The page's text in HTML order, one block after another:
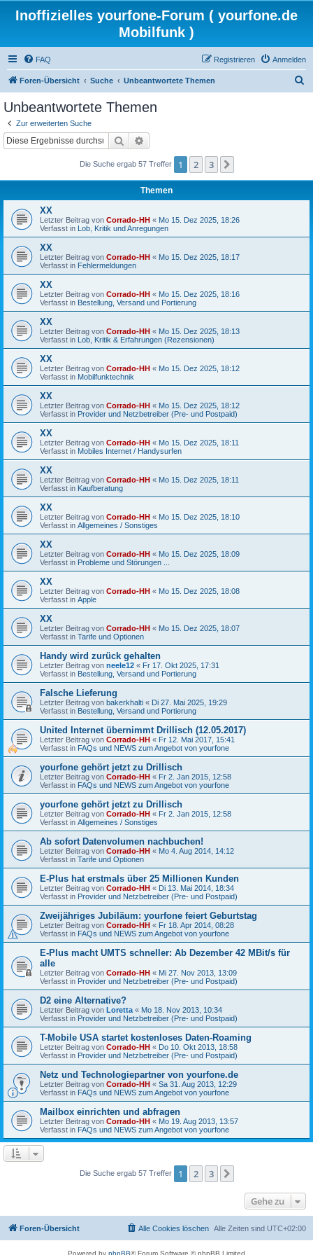
Inoffizielles yourfone-Forum ( yourfone.de
Mobilfunk )
FAQ Anmelden
Registrieren
Foren-Übersicht Suche Unbeantwortete Themen
Unbeantwortete Themen
Zur erweiterten Suche
Suche
Die Suche ergab 57 Treffer 1 2 3
Themen
XX
Letzter Beitrag von Corrado-HH « Mo 15. Dez 2025, 18:26
Verfasst in Lob, Kritik und Anregungen
XX
Letzter Beitrag von Corrado-HH « Mo 15. Dez 2025, 18:17
Verfasst in Fehlermeldungen
XX
Letzter Beitrag von Corrado-HH « Mo 15. Dez 2025, 18:16
Verfasst in Bestellung, Versand und Portierung
XX
Letzter Beitrag von Corrado-HH « Mo 15. Dez 2025, 18:13
Verfasst in Lob, Kritik & Erfahrungen (Rezensionen)
XX
Letzter Beitrag von Corrado-HH « Mo 15. Dez 2025, 18:12
Verfasst in Mobilfunktechnik
XX
Letzter Beitrag von Corrado-HH « Mo 15. Dez 2025, 18:12
Verfasst in Provider und Netzbetreiber (Pre- und Postpaid)
XX
Letzter Beitrag von Corrado-HH « Mo 15. Dez 2025, 18:11
Verfasst in Mobiles Internet / Handysurfen
XX
Letzter Beitrag von Corrado-HH « Mo 15. Dez 2025, 18:11
Verfasst in Kaufberatung
XX
Letzter Beitrag von Corrado-HH « Mo 15. Dez 2025, 18:10
Verfasst in Allgemeines / Sonstiges
XX
Letzter Beitrag von Corrado-HH « Mo 15. Dez 2025, 18:09
Verfasst in Probleme und Störungen ...
XX
Letzter Beitrag von Corrado-HH « Mo 15. Dez 2025, 18:08
Verfasst in Apple
XX
Letzter Beitrag von Corrado-HH « Mo 15. Dez 2025, 18:07
Verfasst in Tarife und Optionen
Handy wird zurück gehalten
Letzter Beitrag von neele12 « Fr 17. Okt 2025, 17:31
Verfasst in Bestellung, Versand und Portierung
Falsche Lieferung
Letzter Beitrag von bakerkhalti « Di 27. Mai 2025, 19:29
Verfasst in Bestellung, Versand und Portierung
United Internet übernimmt Drillisch (12.05.2017)
Letzter Beitrag von Corrado-HH « Fr 12. Mai 2017, 15:41
Verfasst in FAQs und NEWS zum Angebot von yourfone
yourfone gehört jetzt zu Drillisch
Letzter Beitrag von Corrado-HH « Fr 2. Jan 2015, 12:58
Verfasst in FAQs und NEWS zum Angebot von yourfone
yourfone gehört jetzt zu Drillisch
Letzter Beitrag von Corrado-HH « Fr 2. Jan 2015, 12:58
Verfasst in Allgemeines / Sonstiges
Ab sofort Datenvolumen nachbuchen!
Letzter Beitrag von Corrado-HH « Mo 4. Aug 2014, 14:12
Verfasst in Tarife und Optionen
E-Plus hat erstmals über 25 Millionen Kunden
Letzter Beitrag von Corrado-HH « Di 13. Mai 2014, 18:34
Verfasst in Provider und Netzbetreiber (Pre- und Postpaid)
Zweijähriges Jubiläum: yourfone feiert Geburtstag
Letzter Beitrag von Corrado-HH « Fr 18. Apr 2014, 08:28
Verfasst in FAQs und NEWS zum Angebot von yourfone
E-Plus macht UMTS schneller: Ab Dezember 42 MBit/s für
alle
Letzter Beitrag von Corrado-HH « Mi 27. Nov 2013, 13:09
Verfasst in Provider und Netzbetreiber (Pre- und Postpaid)
D2 eine Alternative?
Letzter Beitrag von Loretta « Mo 18. Nov 2013, 10:34
Verfasst in Provider und Netzbetreiber (Pre- und Postpaid)
T-Mobile USA startet kostenloses Daten-Roaming
Letzter Beitrag von Corrado-HH « Do 10. Okt 2013, 18:58
Verfasst in Provider und Netzbetreiber (Pre- und Postpaid)
Netz und Technologiepartner von yourfone.de
Letzter Beitrag von Corrado-HH « Sa 31. Aug 2013, 12:29
Verfasst in FAQs und NEWS zum Angebot von yourfone
Mailbox einrichten und abfragen
Letzter Beitrag von Corrado-HH « Mo 19. Aug 2013, 13:57
Verfasst in FAQs und NEWS zum Angebot von yourfone
Die Suche ergab 57 Treffer 1 2 3
Gehe zu
Foren-Übersicht Alle Zeiten sind UTC+02:00
Alle Cookies löschen
Powered by phpBB® Forum Software © phpBB Limited